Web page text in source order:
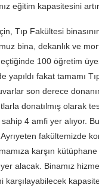
eğitim kapasitesini
Tıp Fakültesi
bina, dekanlık ve
100 öğretim
yapıldı fakat tamamı
son derece
donatılmış olarak
4 amfi yer alıyor.
Ayrıyeten fakültemizde
karşın
alacak. Binamız
karşılayabilecek